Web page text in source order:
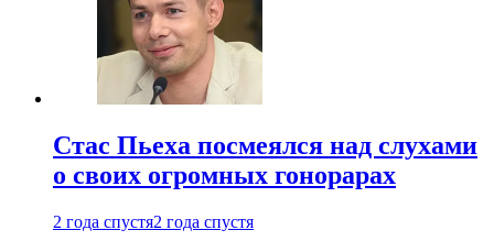
Стас Пьеха посмеялся над слухами
о своих огромных гонорарах
2 года спустя2 года спустя